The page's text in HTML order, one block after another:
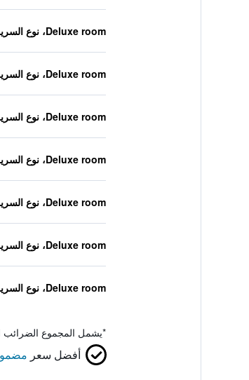
Deluxe room، نوع السرير غير معروف
Deluxe room، نوع السرير غير معروف
Deluxe room، نوع السرير غير معروف
Deluxe room، نوع السرير غير معروف
Deluxe room، نوع السرير غير معروف
Deluxe room، نوع السرير غير معروف
Deluxe room، نوع السرير غير معروف
*يشمل المجموع الضرائب
أفضل سعر